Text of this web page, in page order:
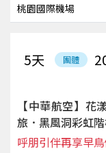
桃園國際機場
團體
5天
【中華航空】花
旅．黑風洞彩虹
呼朋引伴再享早